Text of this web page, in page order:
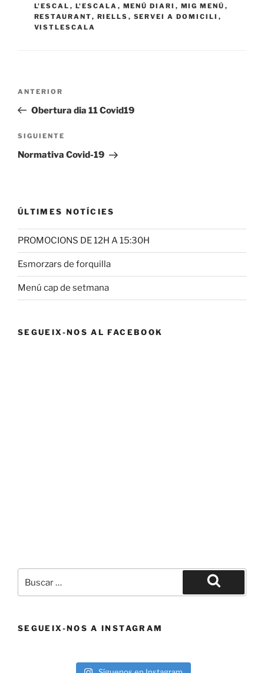
L'ESCAL , L'ESCALA , MENÚ DIARI , MIG MENÚ ,
RESTAURANT, RIELLS , SERVEI A DOMICILI ,
VISTLESCALA
entradas
Entrada
anterior:
ANTERIOR
Obertura dia 11 Covid19
Siguiente
entrada
SIGUIENTE
Normativa Covid-19
ÚLTIMES NOTÍCIES
PROMOCIONS DE 12H A 15:30H
Esmorzars de forquilla
Menú cap de setmana
SEGUEIX-NOS AL FACEBOOK
por:
Buscar
SEGUEIX-NOS A INSTAGRAM